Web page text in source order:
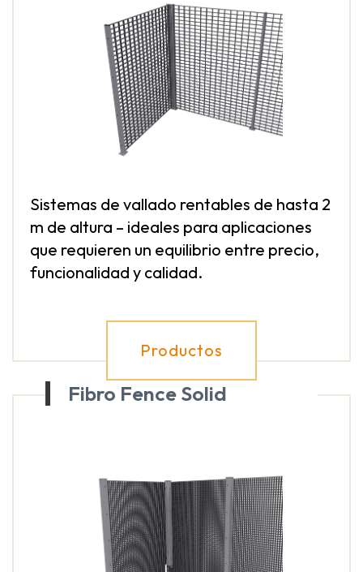
Sistemas de vallado rentables de hasta 2
m de altura – ideales para aplicaciones
que requieren un equilibrio entre precio,
funcionalidad y calidad.
Productos
Fibro Fence Solid